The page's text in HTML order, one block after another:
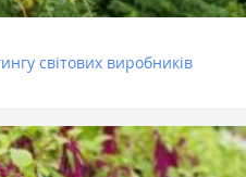
світових виробників